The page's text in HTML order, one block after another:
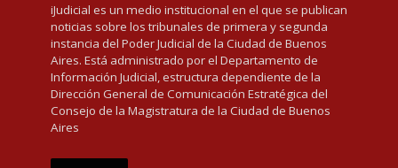
iJudicial es un medio institucional en el que se publican
noticias sobre los tribunales de primera y segunda
instancia del Poder Judicial de la Ciudad de Buenos
Aires. Está administrado por el Departamento de
Información Judicial, estructura dependiente de la
Dirección General de Comunicación Estratégica del
Consejo de la Magistratura de la Ciudad de Buenos
Aires